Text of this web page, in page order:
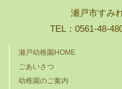
瀬戸市すみ
TEL：0561-48-
瀬戸幼稚園HOME
ごあいさつ
幼稚園のご案内